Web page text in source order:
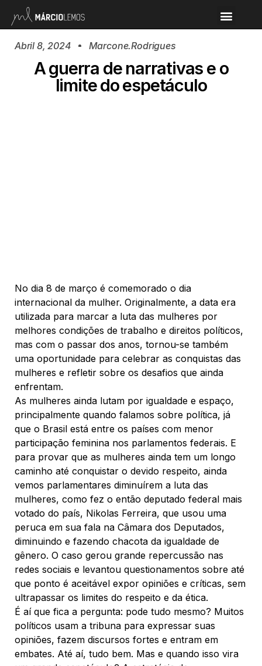
Abril 8, 2024 Marcone.rodrigues
A guerra de narrativas e o
limite do espetáculo
No dia 8 de março é comemorado o dia
internacional da mulher. Originalmente, a data era
utilizada para marcar a luta das mulheres por
melhores condições de trabalho e direitos políticos,
mas com o passar dos anos, tornou-se também
uma oportunidade para celebrar as conquistas das
mulheres e refletir sobre os desafios que ainda
enfrentam.
As mulheres ainda lutam por igualdade e espaço,
principalmente quando falamos sobre política, já
que o Brasil está entre os países com menor
participação feminina nos parlamentos federais. E
para provar que as mulheres ainda tem um longo
caminho até conquistar o devido respeito, ainda
vemos parlamentares diminuírem a luta das
mulheres, como fez o então deputado federal mais
votado do país, Nikolas Ferreira, que usou uma
peruca em sua fala na Câmara dos Deputados,
diminuindo e fazendo chacota da igualdade de
gênero. O caso gerou grande repercussão nas
redes sociais e levantou questionamentos sobre até
que ponto é aceitável expor opiniões e críticas, sem
ultrapassar os limites do respeito e da ética.
É aí que fica a pergunta: pode tudo mesmo? Muitos
políticos usam a tribuna para expressar suas
opiniões, fazem discursos fortes e entram em
embates. Até aí, tudo bem. Mas e quando isso vira